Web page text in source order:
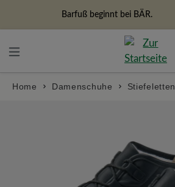
Freiheitspioniere
Home Damenschuhe Stiefeletten